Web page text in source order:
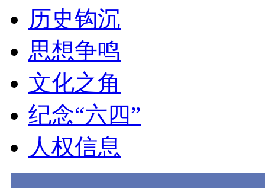
历史钩沉
思想争鸣
文化之角
纪念“六四”
人权信息